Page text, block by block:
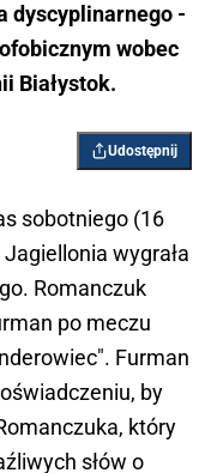
dyscyplinarnego -
wobec
Białystok.
Udostępnij
sobotniego (16
wygrała
Romanczuk
po meczu
Furman
by
który
słów o